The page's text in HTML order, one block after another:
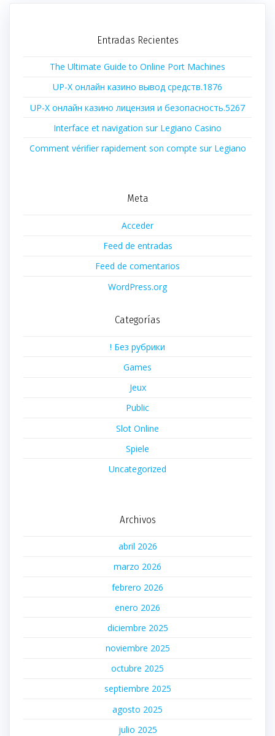
Entradas Recientes
The Ultimate Guide to Online Port Machines
UP-X онлайн казино вывод средств.1876
UP-X онлайн казино лицензия и безопасность.5267
Interface et navigation sur Legiano Casino
Comment vérifier rapidement son compte sur Legiano
Meta
Acceder
Feed de entradas
Feed de comentarios
WordPress.org
Categorías
! Без рубрики
Games
Jeux
Public
Slot Online
Spiele
Uncategorized
Archivos
abril 2026
marzo 2026
febrero 2026
enero 2026
diciembre 2025
noviembre 2025
octubre 2025
septiembre 2025
agosto 2025
julio 2025